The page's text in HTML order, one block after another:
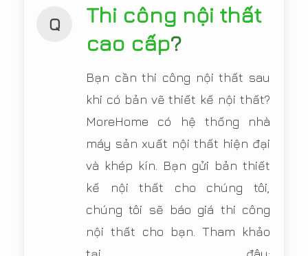
Q
Thi công nội thất
cao cấp?
Bạn cần thi công nội thất sau
khi có bản vẽ thiết kế nội thất?
MoreHome có hệ thống nhà
máy sản xuất nội thất hiện đại
và khép kín. Bạn gửi bản thiết
kế nội thất cho chúng tôi,
chúng tôi sẽ báo giá thi công
nội thất cho bạn. Tham khảo